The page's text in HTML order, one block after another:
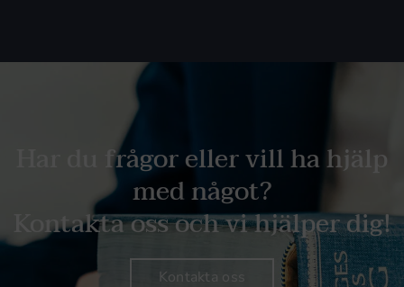
Har du frågor eller vill ha hjälp
med något?
Kontakta oss och vi hjälper dig!
Kontakta oss